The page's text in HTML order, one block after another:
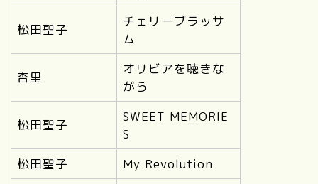
松田聖子
チェリーブラッサ
ム
杏里
オリビアを聴きな
がら
松田聖子
SWEET MEMORIE
S
松田聖子
My Revolution